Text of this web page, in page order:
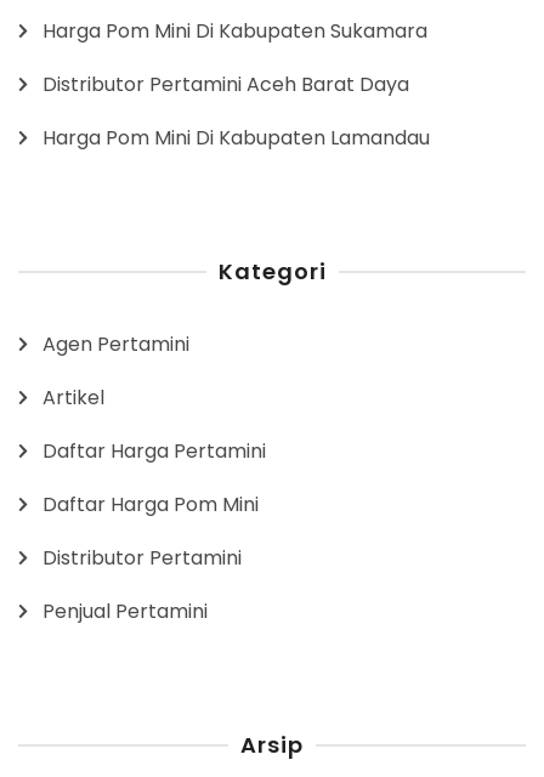
Harga Pom Mini Di Kabupaten Sukamara
Distributor Pertamini Aceh Barat Daya
Harga Pom Mini Di Kabupaten Lamandau
Kategori
Agen Pertamini
Artikel
Daftar Harga Pertamini
Daftar Harga Pom Mini
Distributor Pertamini
Penjual Pertamini
Arsip